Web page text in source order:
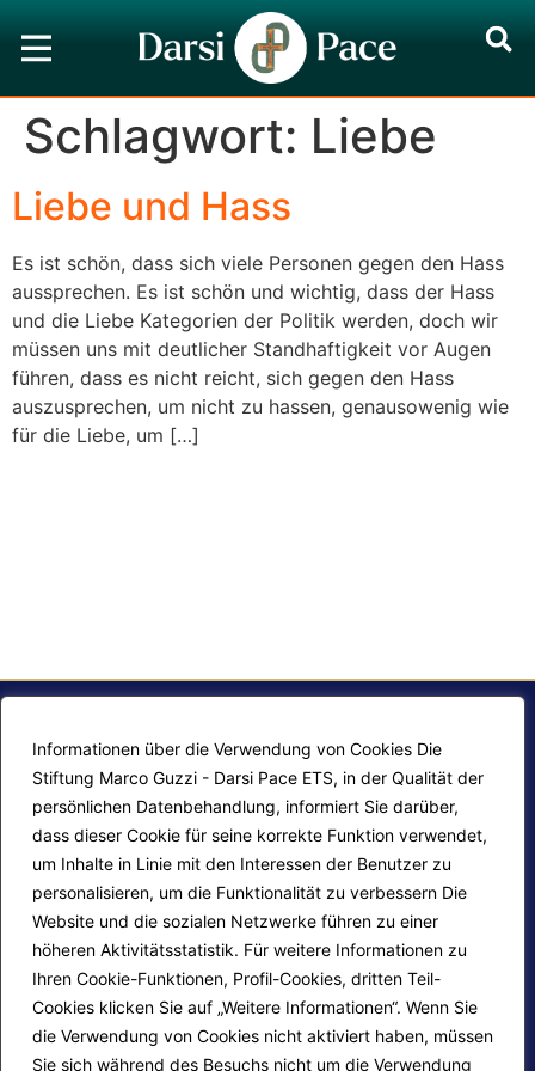
Informationen über die Verwendung von Cookies Die
Stiftung Marco Guzzi - Darsi Pace ETS, in der Qualität der
persönlichen Datenbehandlung, informiert Sie darüber,
dass dieser Cookie für seine korrekte Funktion verwendet,
um Inhalte in Linie mit den Interessen der Benutzer zu
personalisieren, um die Funktionalität zu verbessern Die
Website und die sozialen Netzwerke führen zu einer
höheren Aktivitätsstatistik. Für weitere Informationen zu
Ihren Cookie-Funktionen, Profil-Cookies, dritten Teil-
Cookies klicken Sie auf „Weitere Informationen“. Wenn Sie
die Verwendung von Cookies nicht aktiviert haben, müssen
Sie sich während des Besuchs nicht um die Verwendung
Schlagwort: Liebe
Liebe und Hass
Es ist schön, dass sich viele Personen gegen den Hass
aussprechen. Es ist schön und wichtig, dass der Hass
und die Liebe Kategorien der Politik werden, doch wir
müssen uns mit deutlicher Standhaftigkeit vor Augen
führen, dass es nicht reicht, sich gegen den Hass
auszusprechen, um nicht zu hassen, genausowenig wie
für die Liebe, um […]
F.A.Q.
Mappa del sito
Progetti Darsi Pace
Login redattori
Calendario corsi
Privacy Policy
Cookie Policy